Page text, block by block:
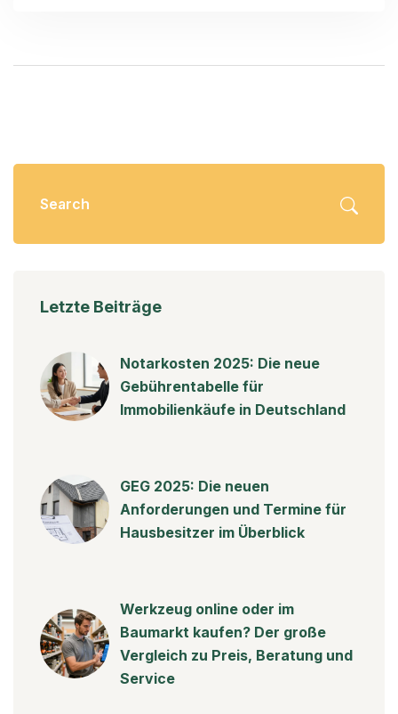
Letzte Beiträge
Notarkosten 2025: Die neue
Gebührentabelle für
Immobilienkäufe in Deutschland
GEG 2025: Die neuen
Anforderungen und Termine für
Hausbesitzer im Überblick
Werkzeug online oder im
Baumarkt kaufen? Der große
Vergleich zu Preis, Beratung und
Service